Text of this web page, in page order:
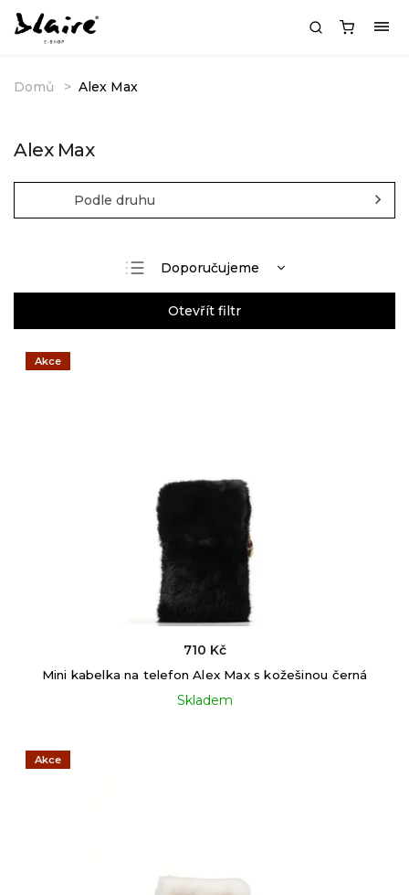
Domů Alex Max
Alex Max
Podle druhu
Doporučujeme
Nejlevnější
Nejdražší
Otevřít filtr
Akce
Mini kabelka na telefon Alex Max s kožešinou černá
Skladem
710 Kč
Akce